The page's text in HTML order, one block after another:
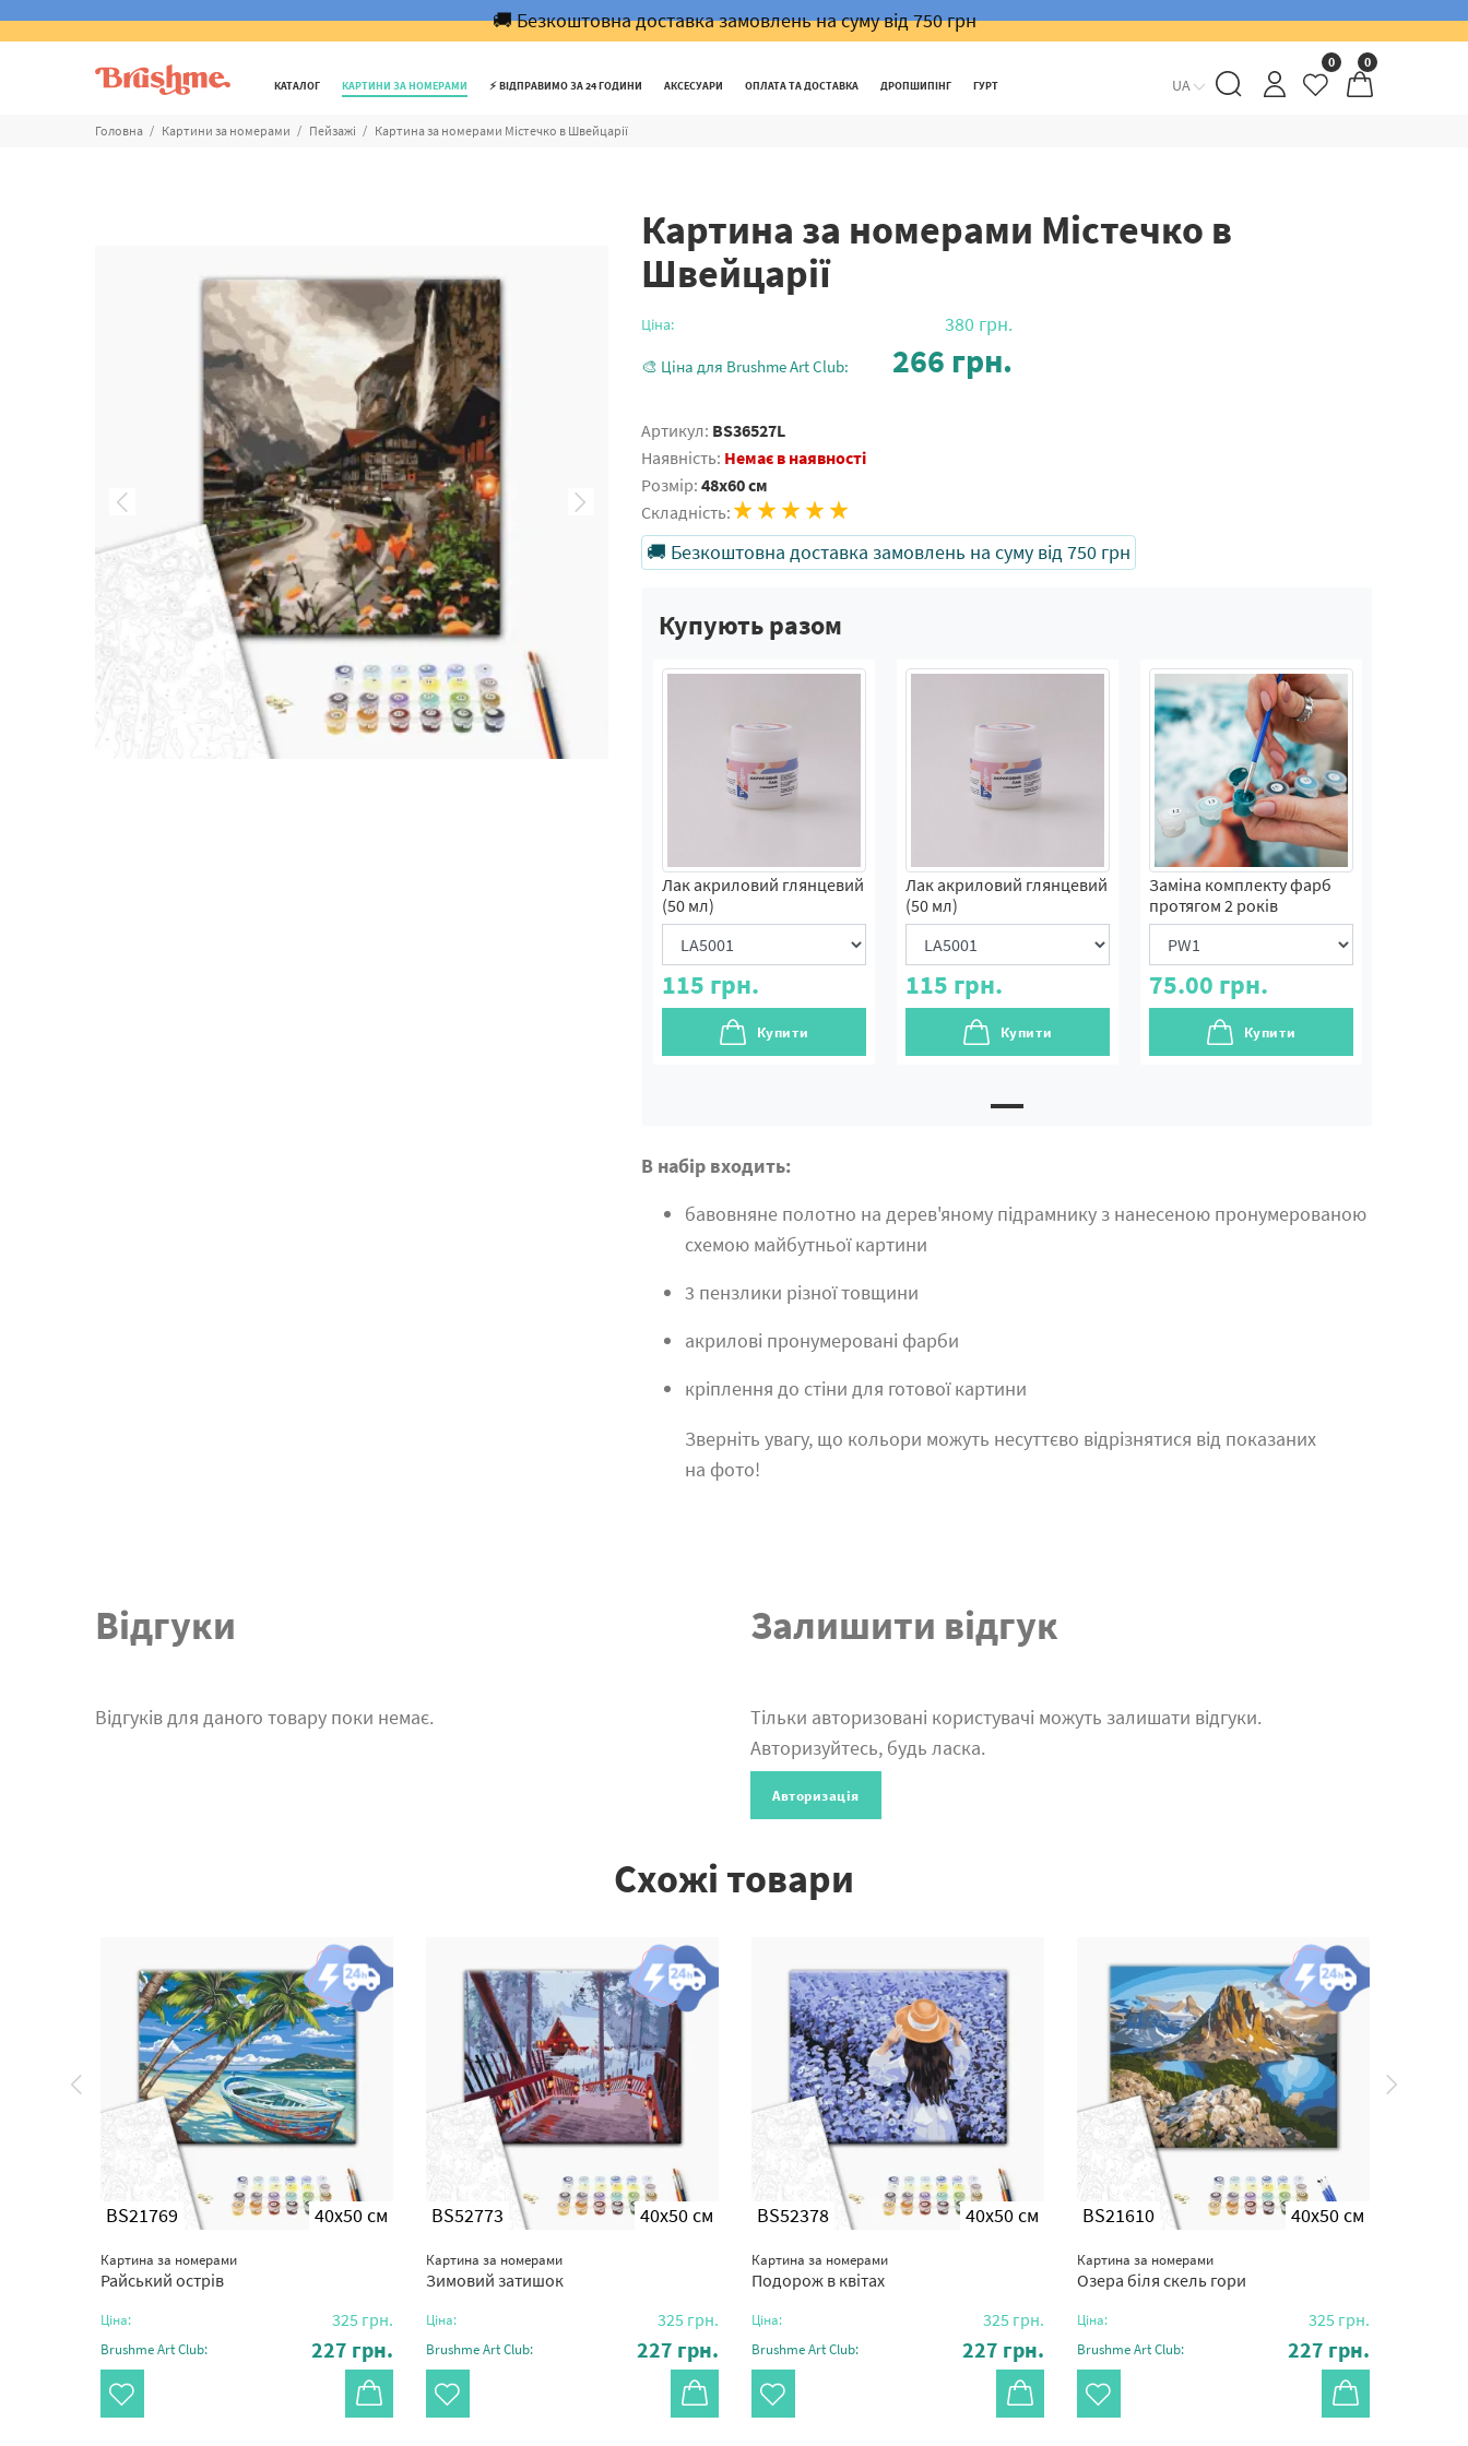
🚚 Безкоштовна доставка замовлень на суму від 750 грн
КАТАЛОГ КАРТИНИ ЗА НОМЕРАМИ ⚡️ ВІДПРАВИМО ЗА 24 ГОДИНИ АКСЕСУАРИ ОПЛАТА ТА ДОСТАВКА ДРОПШИПІНГ ГУРТ UA
0 0
Головна Картини за номерами Пейзажі Картина за номерами Містечко в Швейцарії
Картина за номерами Містечко в
Швейцарії
Ціна: 380 грн.
🎨 Ціна для Brushme Art Club: 266 грн.
Артикул: BS36527L
Наявність: Немає в наявності
Розмір: 48x60 см
Складність:
🚚 Безкоштовна доставка замовлень на суму від 750 грн
Купують разом
Лак акриловий глянцевий
(50 мл)
115 грн.
Купити
Лак акриловий глянцевий
(50 мл)
115 грн.
Купити
Заміна комплекту фарб
протягом 2 років
75.00 грн.
Купити
В набір входить:
бавовняне полотно на дерев'яному підрамнику з нанесеною пронумерованою
схемою майбутньої картини
3 пензлики різної товщини
акрилові пронумеровані фарби
кріплення до стіни для готової картини
Зверніть увагу, що кольори можуть несуттєво відрізнятися від показаних
на фото!
Відгуки
Відгуків для даного товару поки немає.
Залишити відгук
Тільки авторизовані користувачі можуть залишати відгуки.
Авторизуйтесь, будь ласка.
Авторизація
Схожі товари
BS21769 40x50 см
Картина за номерами
Райський острів
Ціна: 325 грн.
Brushme Art Club: 227 грн.
BS52773 40x50 см
Картина за номерами
Зимовий затишок
Ціна: 325 грн.
Brushme Art Club: 227 грн.
BS52378 40x50 см
Картина за номерами
Подорож в квітах
Ціна: 325 грн.
Brushme Art Club: 227 грн.
BS21610 40x50 см
Картина за номерами
Озера біля скель гори
Ціна: 325 грн.
Brushme Art Club: 227 грн.